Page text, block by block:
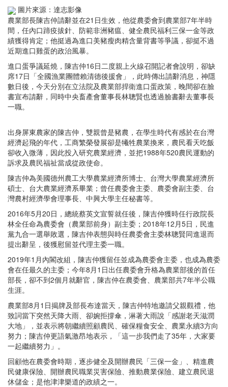
圖片來源：達志影像
農業部長陳吉仲請辭並在21日生效，他從農委會到農業部7年半時
間，任內口蹄疫拔針、防範非洲豬瘟、健全農民福利三保一金等政
績獲得肯定；他挺過為進口美豬瘦肉精含量背書等爭議，卻挺不過
近期進口雞蛋的政治風暴。
進口蛋爭議延燒，陳吉仲16日二度親上火線召開記者會說明，卻缺
席17日「全國漁業團體賴清德後援會」，此時傳出請辭消息，神隱
數日後，今天分別在立法院及農業部捍衛進口蛋政策，晚間卻在臉
書宣布請辭，同時中央畜產會董事長林聰賢也透過臉書辭去董事長
一職。
出身屏東農家的陳吉仲，雙親曾是豬農，在學生時代有感於在台灣
經濟起飛的年代，工商繁榮發展卻是犧牲農業換來，農民看天吃飯
卻收入微薄，因此投入研究農業經濟，並把1988年520農民運動的
訴求及農民福祉當成從政使命。
陳吉仲為美國德州農工大學農業經濟所博士、台灣大學農業經濟所
碩士、台大農業經濟系畢業；曾任農委會主委、農委會副主委、台
灣農村經濟學會理事長、中興大學主任秘書等。
2016年5月20日，總統蔡英文宣誓就任後，陳吉仲獲時任行政院長
林全任命為農委會（農業部前身）副主委；2018年12月5日，民進
黨九合一選舉敗選，陳吉仲表態與時任農委會主委林聰賢同進退而
提出辭呈，後獲慰留並代理主委一職。
2019年1月內閣改組，陳吉仲獲留任並成為農委會主委，也成為農委
會在任最久的主委；今年8月1日出任農委會升格為農業部後的首任
部長，卻不到2個月就辭官，陳吉仲在農委會、農業部共7年半公職
生涯。
農業部8月1日揭牌及部長布達當天，陳吉仲特地邀請父親觀禮，他
致詞當下突然天降大雨、卻婉拒撐傘，淋著大雨說「感謝老天滋潤
大地」，並表示將朝繼續照顧農民、確保糧食安全、農業永續3方向
努力；陳吉仲更語氣激昂地表示，「這一步我們走了35年，大家要
一起繼續努力」。
回顧他在農委會時期，逐步健全及開辦農民「三保一金」、精進農
民健康保險、開辦農民職業災害保險、推動農業保險、建立農民退
休儲金；是他津津樂道的政績之一。